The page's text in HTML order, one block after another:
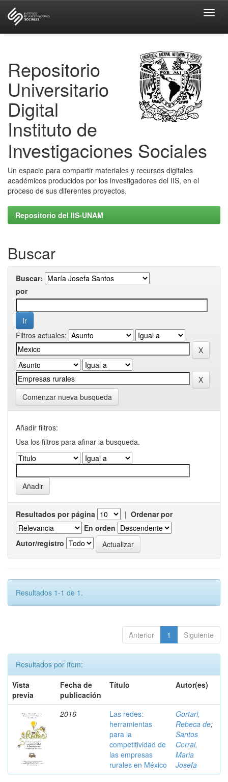
Repositorio
Universitario
Digital
Instituto de
Investigaciones Sociales
Un espacio para compartir materiales y recursos digitales
académicos producidos por los investigadores del IIS, en el
proceso de sus diferentes proyectos.
Repositorio del IIS-UNAM
Buscar
Buscar:
por
Filtros actuales:
Comenzar nueva busqueda
Añadir filtros:
Usa los filtros para afinar la busqueda.
Resultados por página | Ordenar por
En orden
Autor/registro
Resultados 1-1 de 1.
Anterior 1 Siguiente
Resultados por ítem:
Vista
previa
Fecha de
publicación
Título Autor(es)
2016
Las redes:
herramientas
para la
competitividad de
las empresas
rurales en México
Gortari,
Rebeca de;
Santos
Corral,
Maria
Josefa